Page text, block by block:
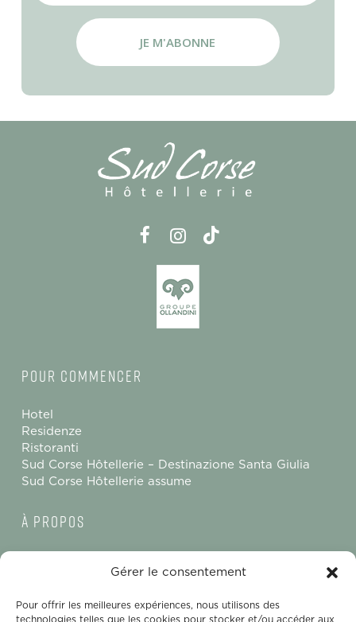
Gérer le consentement
Pour offrir les meilleures expériences, nous utilisons des
technologies telles que les cookies pour stocker et/ou accéder aux
Pour commencer
Hotel
Residenze
Ristoranti
Sud Corse Hôtellerie – Destinazione Santa Giulia
Sud Corse Hôtellerie assume
à propos
Informazioni legali
Informativa sulla privacy